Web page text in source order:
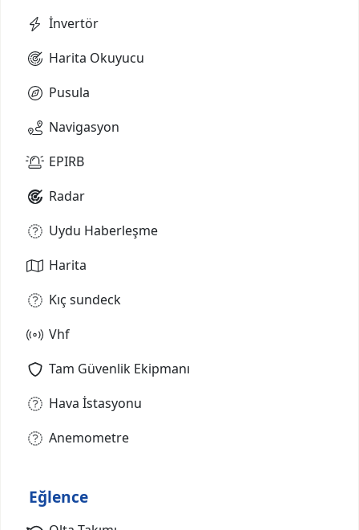
İnvertör
Harita Okuyucu
Pusula
Navigasyon
EPIRB
Radar
Uydu Haberleşme
Harita
Kıç sundeck
Vhf
Tam Güvenlik Ekipmanı
Hava İstasyonu
Anemometre
Eğlence